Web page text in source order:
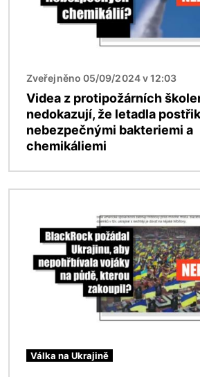
Zveřejněno 05/09/2024 v 12:03
Videa z protipožárních
nedokazují, že letadla
nebezpečnými bakteriemi a
chemikáliemi
Válka na Ukrajině